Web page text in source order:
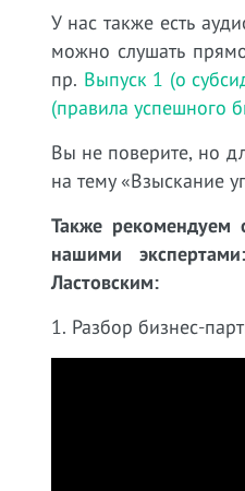
У нас также есть
можно слушать
пр. Выпуск 1 (о
(правила успешного
Вы не поверите, но
на тему «Взыскание
Также рекомендуем
нашими
Ластовским:
1. Разбор бизнес-